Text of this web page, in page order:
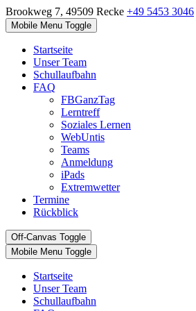
Brookweg 7, 49509 Recke +49 5453 3046
Mobile Menu Toggle
Startseite
Unser Team
Schullaufbahn
FAQ
FBGanzTag
Lerntreff
Soziales Lernen
WebUntis
Teams
Anmeldung
iPads
Extremwetter
Termine
Rückblick
Off-Canvas Toggle
Mobile Menu Toggle
Startseite
Unser Team
Schullaufbahn